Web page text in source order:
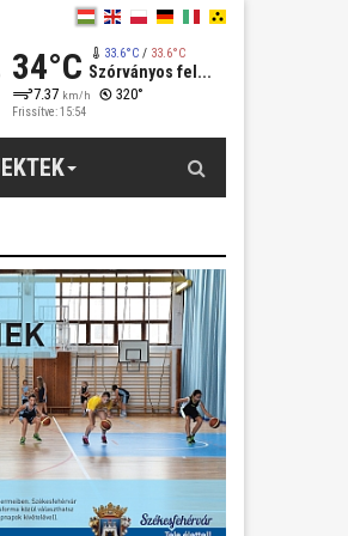
34°C 33.6°C/ 33.6°C
Szórványos fel...
7.37 km/h 320°
Frissítve: 15:54